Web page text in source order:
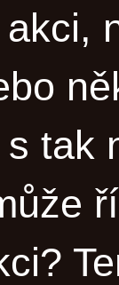
s tak